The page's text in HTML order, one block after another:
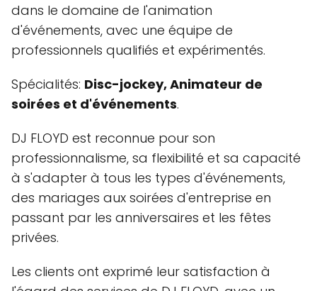
dans le domaine de l'animation
d'événements, avec une équipe de
professionnels qualifiés et expérimentés.
Spécialités: Disc-jockey, Animateur de
soirées et d'événements.
DJ FLOYD est reconnue pour son
professionnalisme, sa flexibilité et sa capacité
à s'adapter à tous les types d'événements,
des mariages aux soirées d'entreprise en
passant par les anniversaires et les fêtes
privées.
Les clients ont exprimé leur satisfaction à